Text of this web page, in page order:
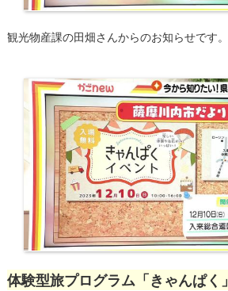
観光物産課の田畑さんからのお知らせです。
体験型旅プログラム「きゃんぱく」